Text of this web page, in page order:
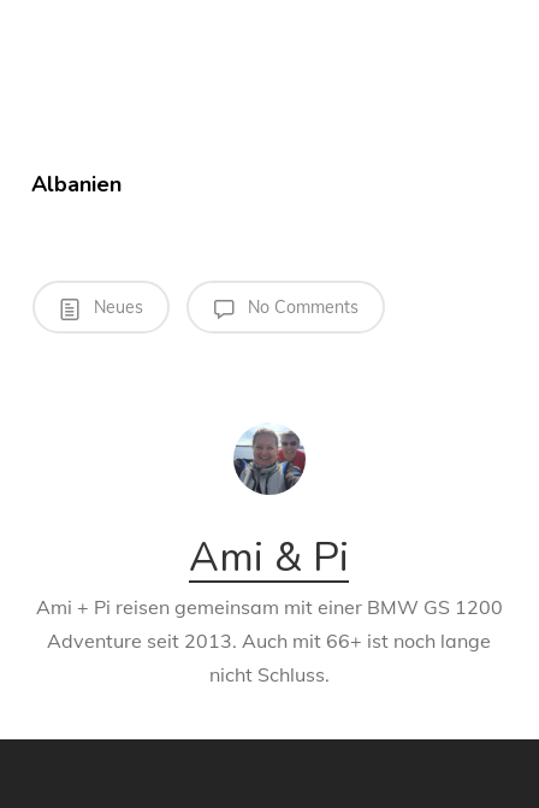
Albanien
Neues No Comments
Ami & Pi
Ami + Pi reisen gemeinsam mit einer BMW GS 1200
Adventure seit 2013. Auch mit 66+ ist noch lange
nicht Schluss.